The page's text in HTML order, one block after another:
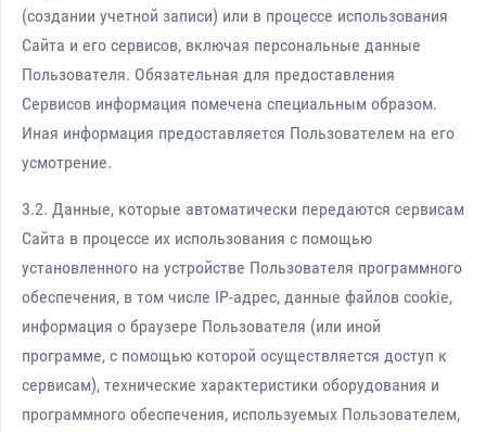
(создании учетной записи) или в процессе использования
Сайта и его сервисов, включая персональные данные
Пользователя. Обязательная для предоставления
Сервисов информация помечена специальным образом.
Иная информация предоставляется Пользователем на его
усмотрение.
3.2. Данные, которые автоматически передаются сервисам
Сайта в процессе их использования с помощью
установленного на устройстве Пользователя программного
обеспечения, в том числе IP-адрес, данные файлов cookie,
информация о браузере Пользователя (или иной
программе, с помощью которой осуществляется доступ к
сервисам), технические характеристики оборудования и
программного обеспечения, используемых Пользователем,